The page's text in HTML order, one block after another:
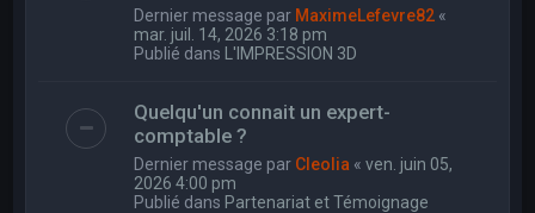
Dernier message par MaximeLefevre82 «
mar. juil. 14, 2026 3:18 pm
Publié dans L'IMPRESSION 3D
Quelqu'un connait un expert-
comptable ?
Dernier message par Cleolia «ven. juin 05,
2026 4:00 pm
Publié dans Partenariat et Témoignage